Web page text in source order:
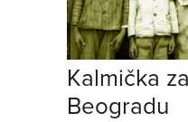
Kalmička
Beogradu